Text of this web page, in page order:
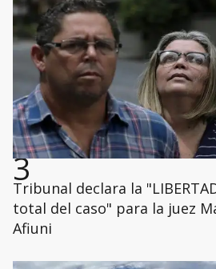
3
Tribunal declara la
total del caso" para la juez
Afiuni